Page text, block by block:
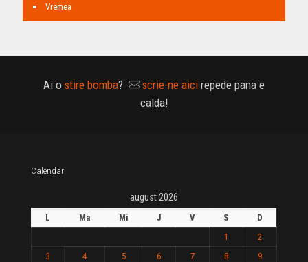
Vremea
Ai o stire bomba? scrie-ne aici repede pana e
calda!
Calendar
august 2026
L Ma Mi J V S
D
1
2
3
4 5 6 7 8
9